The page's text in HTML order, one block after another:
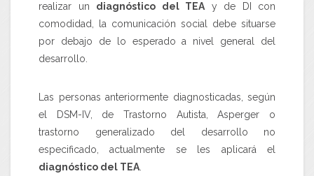
realizar un diagnóstico del TEA y de DI con
comodidad, la comunicación social debe situarse
por debajo de lo esperado a nivel general del
desarrollo.
Las personas anteriormente diagnosticadas, según
el DSM-IV, de Trastorno Autista, Asperger o
trastorno generalizado del desarrollo no
especificado, actualmente se les aplicará el
diagnóstico del TEA